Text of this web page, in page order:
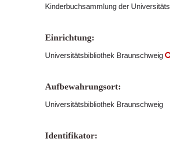
Kinderbuchsammlung der
Einrichtung:
Universitätsbibliothek Braunschweig
Aufbewahrungsort:
Universitätsbibliothek Braunschweig
Identifikator: